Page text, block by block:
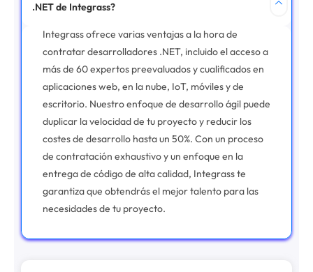
.NET de Integrass?
Integrass ofrece varias ventajas a la hora de
contratar desarrolladores .NET, incluido el acceso a
más de 60 expertos preevaluados y cualificados en
aplicaciones web, en la nube, IoT, móviles y de
escritorio. Nuestro enfoque de desarrollo ágil puede
duplicar la velocidad de tu proyecto y reducir los
costes de desarrollo hasta un 50%. Con un proceso
de contratación exhaustivo y un enfoque en la
entrega de código de alta calidad, Integrass te
garantiza que obtendrás el mejor talento para las
necesidades de tu proyecto.